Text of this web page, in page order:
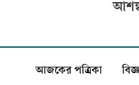
আজকের পত্রিকা